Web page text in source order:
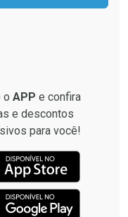
o APP e confira
e descontos
para você!